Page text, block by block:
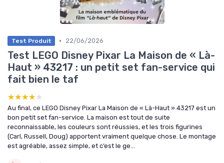
Test Produit • 22/06/2026
Test LEGO Disney Pixar La Maison de « Là-
Haut » 43217 : un petit set fan-service qui
fait bien le taf
★★★★★
★★★★★
Au final, ce LEGO Disney Pixar La Maison de « Là-Haut » 43217 est un
bon petit set fan-service. La maison est tout de suite
reconnaissable, les couleurs sont réussies, et les trois figurines
(Carl, Russell, Doug) apportent vraiment quelque chose. Le montage
est agréable, assez simple, et c’est le ge...